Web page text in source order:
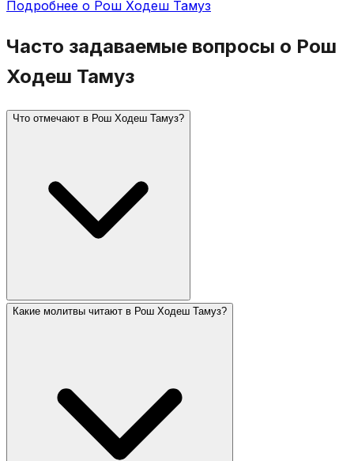
Подробнее о Рош Ходеш Тамуз
Часто задаваемые вопросы о Рош
Ходеш Тамуз
Что отмечают в Рош Ходеш Тамуз?
Моше и пролом стен Иерусалима. Рош Ходеш Тамуз
всегда двухдневный.
Какие молитвы читают в Рош Ходеш Тамуз?